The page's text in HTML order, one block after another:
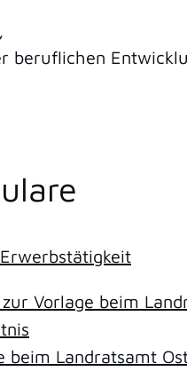
beruflichen
Vorlage beim
Landratsamt